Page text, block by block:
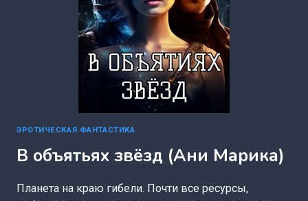
ЭРОТИЧЕСКАЯ ФАНТАСТИКА
В объятьях звёзд (Ани Марика)
Планета на краю гибели. Почти все ресурсы,